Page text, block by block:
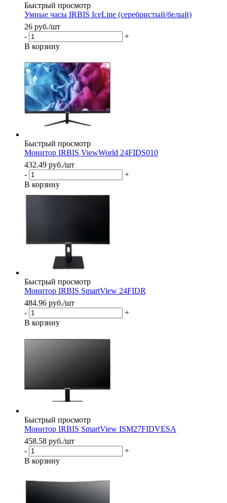
Быстрый просмотр
Умные часы IRBIS IceLine (серебристый/белый)
26 руб./шт
-
+
В корзину
Быстрый просмотр
Монитор IRBIS ViewWorld 24FIDS010
432.49 руб./шт
-
+
В корзину
Быстрый просмотр
Монитор IRBIS SmartView 24FIDR
484.96 руб./шт
-
+
В корзину
Быстрый просмотр
Монитор IRBIS SmartView ISM27FIDVESA
458.58 руб./шт
-
+
В корзину